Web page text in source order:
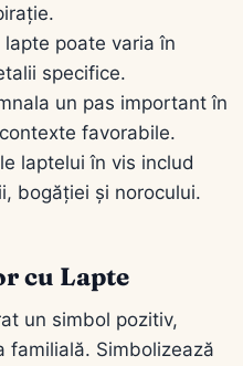
poate varia în
specifice.
un pas important în
favorabile.
laptelui în vis includ
bogăției și norocului.
cu Lapte
un simbol pozitiv,
familială. Simbolizează